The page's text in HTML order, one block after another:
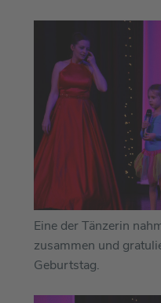
Eine der Tänzerin
zusammen und
Geburtstag.